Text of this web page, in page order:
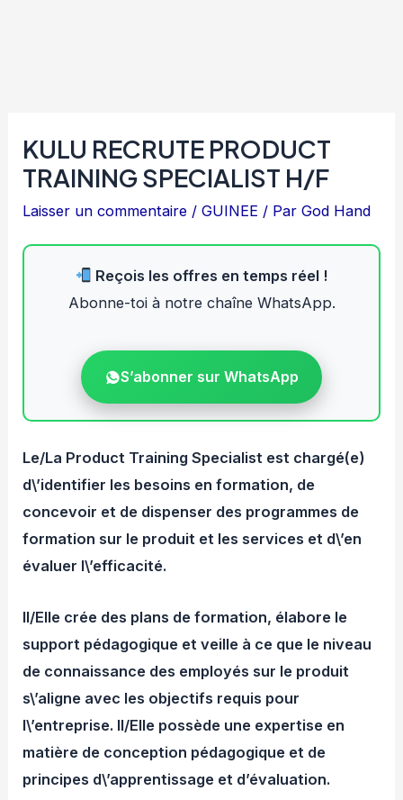
KULU RECRUTE PRODUCT
TRAINING SPECIALIST H/F
Laisser un commentaire /GUINEE / ParGod Hand
Reçois les offres en temps réel !
Abonne-toi à notre chaîne WhatsApp.
S’abonner sur WhatsApp
Le/La Product Training Specialist est chargé(e)
d\’identifier les besoins en formation, de
concevoir et de dispenser des programmes de
formation sur le produit et les services et d\’en
évaluer l\’efficacité.
Il/Elle crée des plans de formation, élabore le
support pédagogique et veille à ce que le niveau
de connaissance des employés sur le produit
s\’aligne avec les objectifs requis pour
l\’entreprise. Il/Elle possède une expertise en
matière de conception pédagogique et de
principes d\’apprentissage et d’évaluation.